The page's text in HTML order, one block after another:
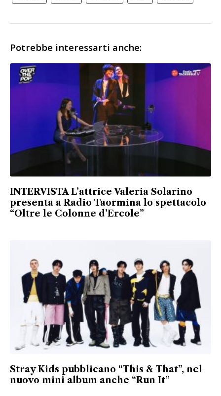
Potrebbe interessarti anche:
INTERVISTA L’attrice Valeria Solarino
presenta a Radio Taormina lo spettacolo
“Oltre le Colonne d’Ercole”
Stray Kids pubblicano “This & That”, nel
nuovo mini album anche “Run It”